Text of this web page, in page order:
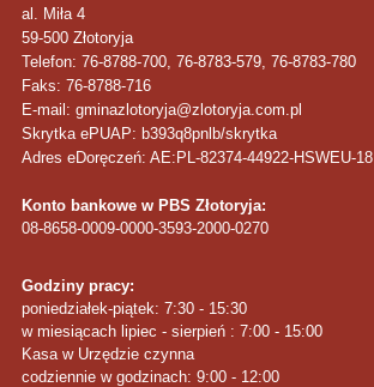
al. Miła 4
59-500 Złotoryja
Telefon: 76-8788-700, 76-8783-579, 76-8783-780
Faks: 76-8788-716
E-mail: gminazlotoryja@zlotoryja.com.pl
Skrytka ePUAP: b393q8pnlb/skrytka
Adres eDoręczeń: AE:PL-82374-44922-HSWEU-18
Konto bankowe w PBS Złotoryja:
08-8658-0009-0000-3593-2000-0270
Godziny pracy:
poniedziałek-piątek: 7:30 - 15:30
w miesiącach lipiec - sierpień : 7:00 - 15:00
Kasa w Urzędzie czynna
codziennie w godzinach: 9:00 - 12:00